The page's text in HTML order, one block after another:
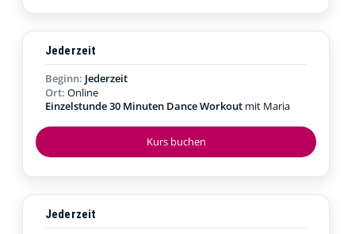
Kurs buchen
Jederzeit
Beginn: Jederzeit
Ort: Online
Einzelstunde 30 Minuten Dance Workout mit Maria
Jederzeit